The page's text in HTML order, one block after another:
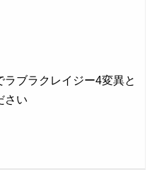
ブラクレイジー4変異と
さい